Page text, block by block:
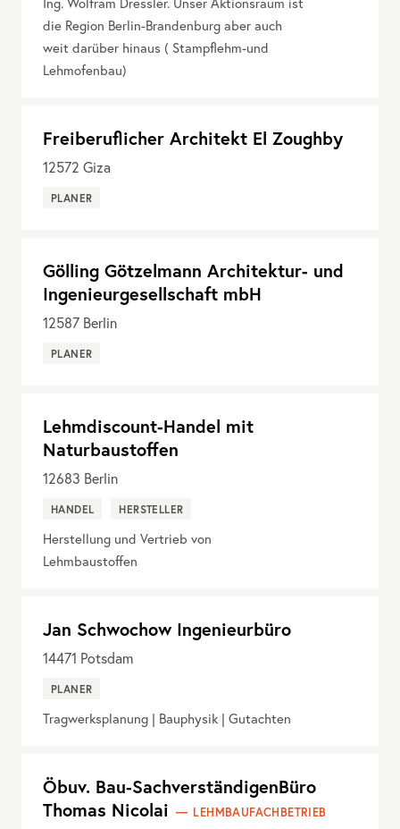
die Region Berlin-Brandenburg aber auch
weit darüber hinaus ( Stampflehm-und
Lehmofenbau)
Freiberuflicher Architekt El Zoughby
12572 Giza
PLANER
Gölling Götzelmann Architektur- und
Ingenieurgesellschaft mbH
12587 Berlin
PLANER
Lehmdiscount-Handel mit
Naturbaustoffen
12683 Berlin
HANDEL HERSTELLER
Herstellung und Vertrieb von
Lehmbaustoffen
Jan Schwochow Ingenieurbüro
14471 Potsdam
PLANER
Tragwerksplanung | Bauphysik | Gutachten
Öbuv. Bau-SachverständigenBüro
Thomas Nicolai
LEHMBAUFACHBETRIEB